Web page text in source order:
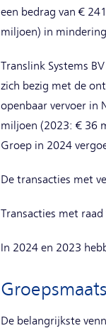
een bedrag van €
miljoen) in
Translink Systems
zich bezig met de
openbaar vervoer in
miljoen (2023: € 36
Groep in 2024
De transacties met
Transacties met
In 2024 en 2023
De belangrijkste